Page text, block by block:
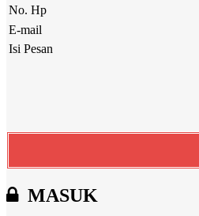
No. Hp
E-mail
Isi Pesan
MASUK